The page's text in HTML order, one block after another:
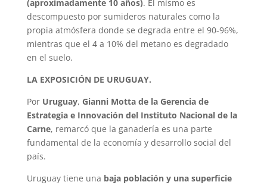
(aproximadamente 10 años). El mismo es
descompuesto por sumideros naturales como la
propia atmósfera donde se degrada entre el 90-96%,
mientras que el 4 a 10% del metano es degradado
en el suelo.
LA EXPOSICIÓN DE URUGUAY.
Por Uruguay, Gianni Motta de la Gerencia de
Estrategia e Innovación del Instituto Nacional de la
Carne, remarcó que la ganadería es una parte
fundamental de la economía y desarrollo social del
país.
Uruguay tiene una baja población y una superficie